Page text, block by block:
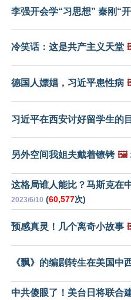
李强开会学“习思想” 秦刚“
冷笑话：这是共产主义天堂
德国人嫖娼，习近平患性病
习近平在西安讨好留学生的
另外空间我姐夫戴着镣铐 🖼️
这格局谁人能比？马斯克在
2023/6/10 (60,577次)
预感真灵！几个离奇小故事
《飘》的编剧转生在美国中
中共傻眼了！美台日将联合